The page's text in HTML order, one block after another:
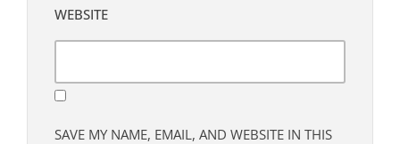
WEBSITE
SAVE MY NAME, EMAIL, AND WEBSITE IN THIS